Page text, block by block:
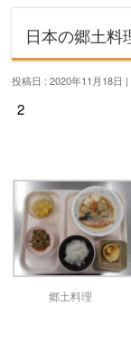
日本の郷土
投稿日 : 2020年11月18日
2
郷土料理